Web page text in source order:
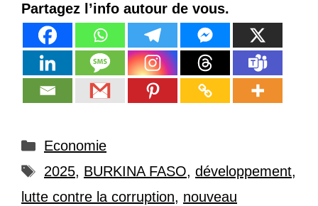
Partagez l’info autour de vous.
Catégories
Economie
Étiquettes
2025, BURKINA FASO, développement,
lutte contre la corruption, nouveau